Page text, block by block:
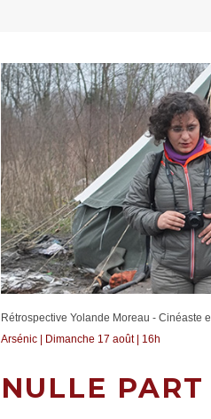
Rétrospective Yolande Moreau - Cinéaste
Arsénic | Dimanche 17 août | 16h
NULLE